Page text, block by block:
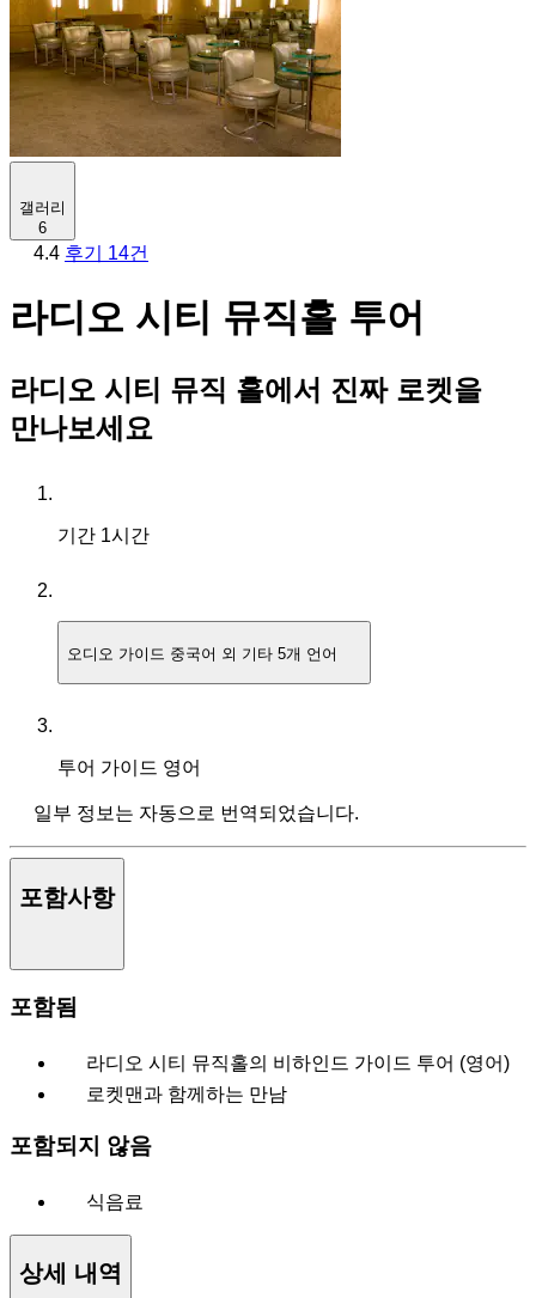
갤러리
6
4.4 후기 14건
라디오 시티 뮤직홀 투어
라디오 시티 뮤직 홀에서 진짜 로켓을
만나보세요
기간 1시간
오디오 가이드 중국어 외 기타 5개 언어
투어 가이드 영어
일부 정보는 자동으로 번역되었습니다.
포함사항
포함됨
라디오 시티 뮤직홀의 비하인드 가이드 투어 (영어)
로켓맨과 함께하는 만남
포함되지 않음
식음료
상세 내역